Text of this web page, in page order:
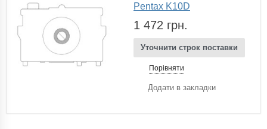
Pentax K10D
1 472 грн.
Уточнити строк поставки
Порівняти
Додати в закладки